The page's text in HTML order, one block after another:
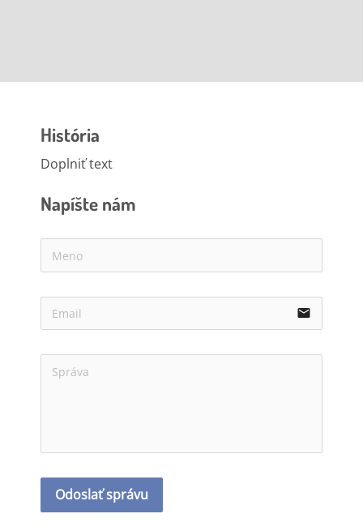
História
Doplniť text
Napíšte nám
email
Odoslať správu